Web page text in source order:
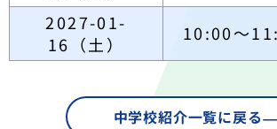
2027-01-
16（土）
10:00～
中学校紹介一覧に戻る